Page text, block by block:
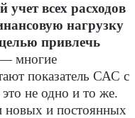
всех расходов
нагрузку
привлечь
многие
показатель САС с
не одно и то же.
новых и постоянных